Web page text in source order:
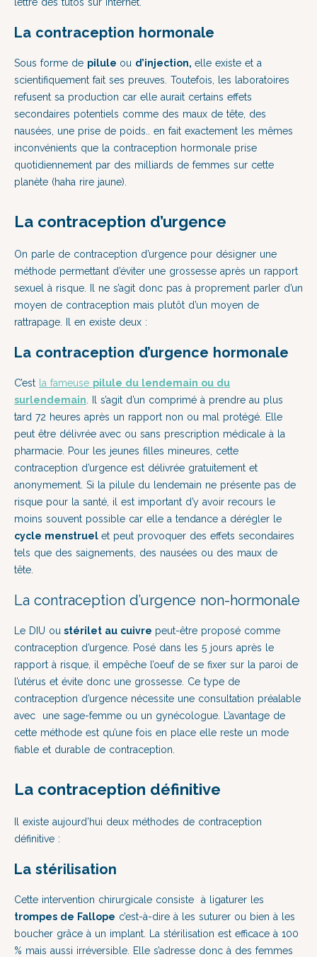
La contraception hormonale
Sous forme de pilule ou d’injection, elle existe et a
scientifiquement fait ses preuves. Toutefois, les laboratoires
refusent sa production car elle aurait certains effets
secondaires potentiels comme des maux de tête, des
nausées, une prise de poids.. en fait exactement les mêmes
inconvénients que la contraception hormonale prise
quotidiennement par des milliards de femmes sur cette
planète (haha rire jaune).
La contraception d’urgence
On parle de contraception d’urgence pour désigner une
méthode permettant d’éviter une grossesse après un rapport
sexuel à risque. Il ne s’agit donc pas à proprement parler d’un
moyen de contraception mais plutôt d’un moyen de
rattrapage. Il en existe deux :
La contraception d’urgence hormonale
C’est la fameuse pilule du lendemain ou du
surlendemain . Il s’agit d’un comprimé à prendre au plus
tard 72 heures après un rapport non ou mal protégé. Elle
peut être délivrée avec ou sans prescription médicale à la
pharmacie. Pour les jeunes filles mineures, cette
contraception d’urgence est délivrée gratuitement et
anonymement. Si la pilule du lendemain ne présente pas de
risque pour la santé, il est important d’y avoir recours le
moins souvent possible car elle a tendance a dérégler le
cycle menstruel et peut provoquer des effets secondaires
tels que des saignements, des nausées ou des maux de
tête.
La contraception d’urgence non-hormonale
Le DIU ou stérilet au cuivre peut-être proposé comme
contraception d’urgence. Posé dans les 5 jours après le
rapport à risque, il empêche l’oeuf de se fixer sur la paroi de
l’utérus et évite donc une grossesse. Ce type de
contraception d’urgence nécessite une consultation préalable
avec une sage-femme ou un gynécologue. L’avantage de
cette méthode est qu’une fois en place elle reste un mode
fiable et durable de contraception.
La contraception définitive
Il existe aujourd’hui deux méthodes de contraception
définitive :
La stérilisation
Cette intervention chirurgicale consiste à ligaturer les
trompes de Fallope c’est-à-dire à les suturer ou bien à les
boucher grâce à un implant. La stérilisation est efficace à 100
% mais aussi irréversible. Elle s’adresse donc à des femmes